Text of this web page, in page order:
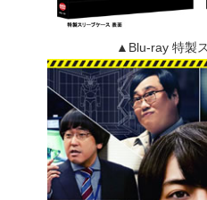
▲Blu-ray 特製